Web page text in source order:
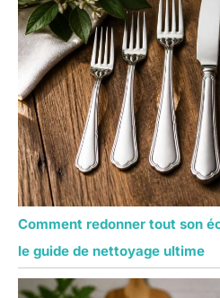
Comment redonner tout son
le guide de nettoyage ultime